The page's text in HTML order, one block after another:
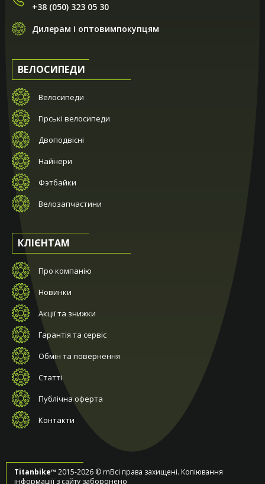
+38 (050) 323 05 30
Дилерам і оптовимпокупцям
ВЕЛОСИПЕДИ
Велосипеди
Гірські велосипеди
Двоподвісні
Найнери
Фэтбайки
Велозапчастини
КЛІЄНТАМ
Про компанію
Новинки
Акції та знижки
Гарантія та сервіс
Обмін та повернення
Статті
Публічна оферта
Контакти
Titanbike™ 2015-2026 © rnВсі права захищені. Копіювання
інформаціїї з сайту заборонено